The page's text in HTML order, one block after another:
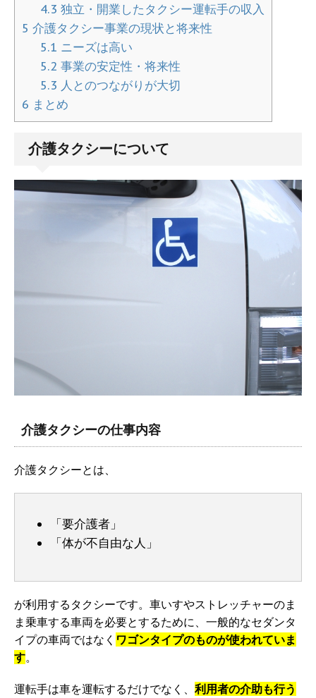
4.3 独立・開業したタクシー運転手の収入
5 介護タクシー事業の現状と将来性
5.1 ニーズは高い
5.2 事業の安定性・将来性
5.3 人とのつながりが大切
6 まとめ
介護タクシーについて
介護タクシーの仕事内容
介護タクシーとは、
「要介護者」
「体が不自由な人」
が利用するタクシーです。車いすやストレッチャーのま
ま乗車する車両を必要とするために、一般的なセダンタ
イプの車両ではなく ワゴンタイプのものが使われていま
す。
運転手は車を運転するだけでなく、 利用者の介助も行う